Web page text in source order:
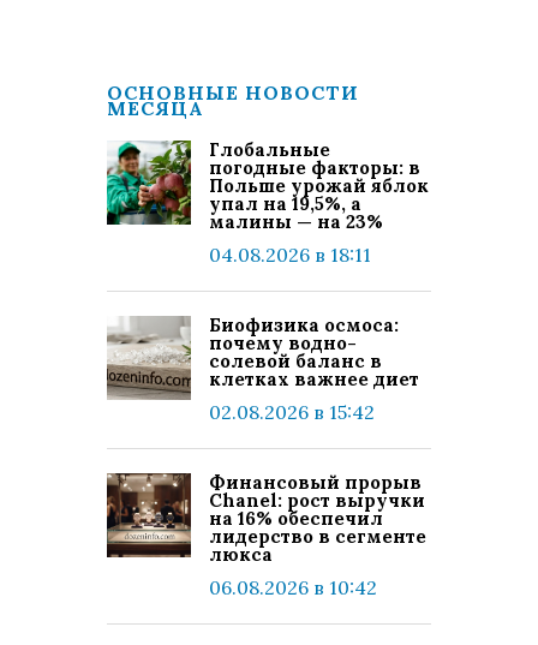
ОСНОВНЫЕ НОВОСТИ
МЕСЯЦА
Глобальные
погодные факторы: в
Польше урожай яблок
упал на 19,5%, а
малины — на 23%
04.08.2026 в 18:11
Биофизика осмоса:
почему водно-
солевой баланс в
клетках важнее диет
02.08.2026 в 15:42
Финансовый прорыв
Chanel: рост выручки
на 16% обеспечил
лидерство в сегменте
люкса
06.08.2026 в 10:42